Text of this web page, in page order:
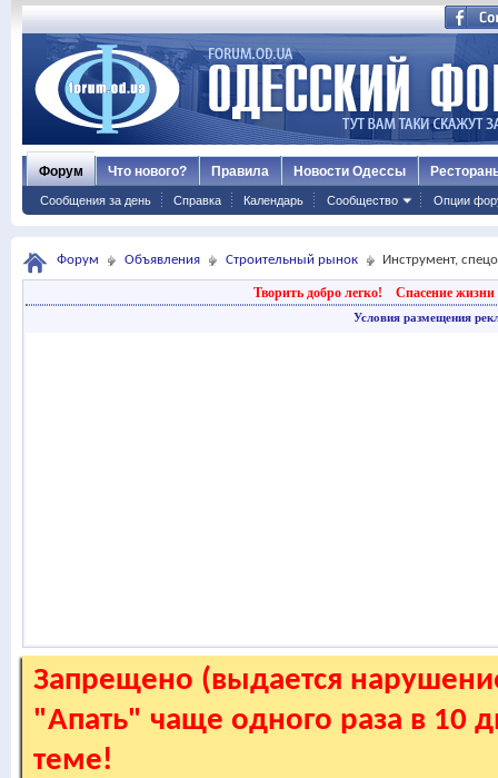
Форум
Сообщения за день Справка Календарь Сообщество Опции
Что нового? Правила Новости Одессы
Форум Объявления Строительный рынок Инструмент,
Творить добро легко! Спасение жизни
Условия размещения
Запрещено (выдается
"Апать" чаще одного раза в 10
теме!